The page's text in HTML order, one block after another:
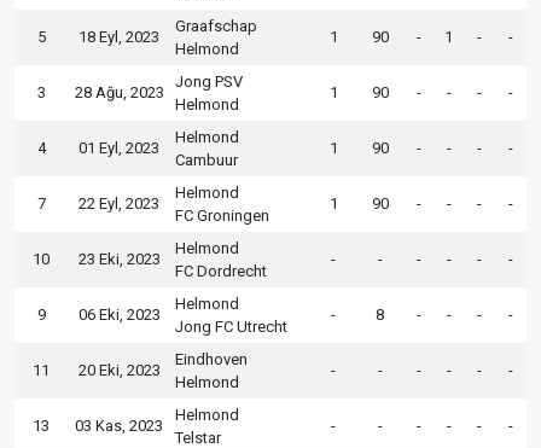
5 18 Eyl, 2023
Graafschap
Helmond
1 90 - 1 - -
3 28 Ağu, 2023
Jong PSV
Helmond
1 90 - - - -
4 01 Eyl, 2023
Helmond
Cambuur
1 90 - - - -
7 22 Eyl, 2023
Helmond
FC Groningen
1 90 - - - -
10 23 Eki, 2023
Helmond
FC Dordrecht
- - - - - -
9 06 Eki, 2023
Helmond
Jong FC Utrecht
- 8 - - - -
11 20 Eki, 2023
Eindhoven
Helmond
- - - - - -
13 03 Kas, 2023
Helmond
Telstar
- - - - - -